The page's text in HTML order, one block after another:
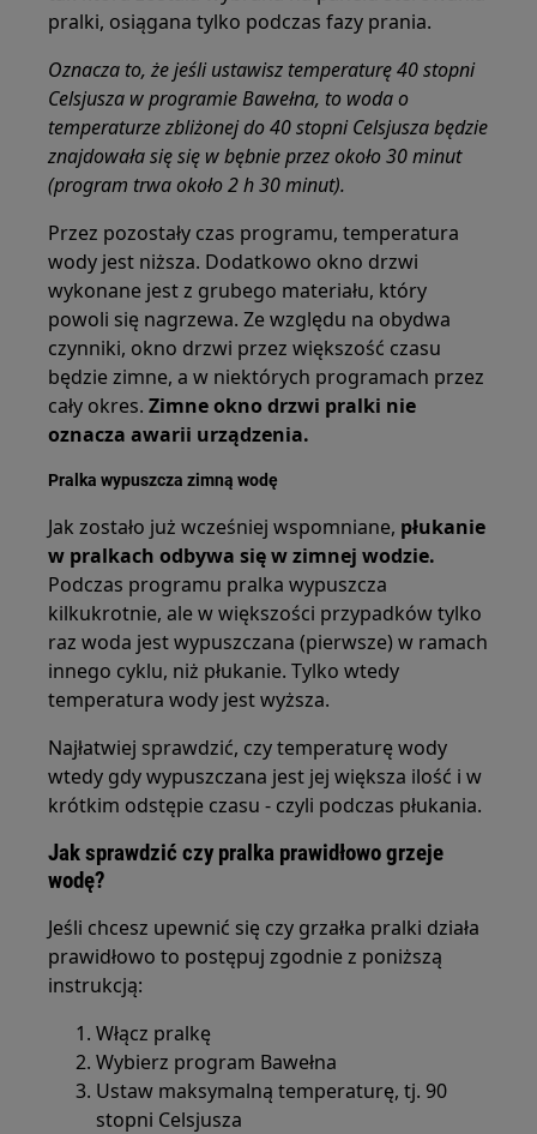
pralki, osiągana tylko podczas fazy prania.
Oznacza to, że jeśli ustawisz temperaturę 40 stopni
Celsjusza w programie Bawełna, to woda o
temperaturze zbliżonej do 40 stopni Celsjusza będzie
znajdowała się się w bębnie przez około 30 minut
(program trwa około 2 h 30 minut).
Przez pozostały czas programu, temperatura
wody jest niższa. Dodatkowo okno drzwi
wykonane jest z grubego materiału, który
powoli się nagrzewa. Ze względu na obydwa
czynniki, okno drzwi przez większość czasu
będzie zimne, a w niektórych programach przez
cały okres.Zimne okno drzwi pralki nie
oznacza awarii urządzenia.
Pralka wypuszcza zimną wodę
Jak zostało już wcześniej wspomniane, płukanie
w pralkach odbywa się w zimnej wodzie.
Podczas programu pralka wypuszcza
kilkukrotnie, ale w większości przypadków tylko
raz woda jest wypuszczana (pierwsze) w ramach
innego cyklu, niż płukanie. Tylko wtedy
temperatura wody jest wyższa.
Najłatwiej sprawdzić, czy temperaturę wody
wtedy gdy wypuszczana jest jej większa ilość i w
krótkim odstępie czasu - czyli podczas płukania.
Jak sprawdzić czy pralka prawidłowo grzeje
wodę?
Jeśli chcesz upewnić się czy grzałka pralki działa
prawidłowo to postępuj zgodnie z poniższą
instrukcją:
Włącz pralkę
Wybierz program Bawełna
Ustaw maksymalną temperaturę, tj. 90
stopni Celsjusza